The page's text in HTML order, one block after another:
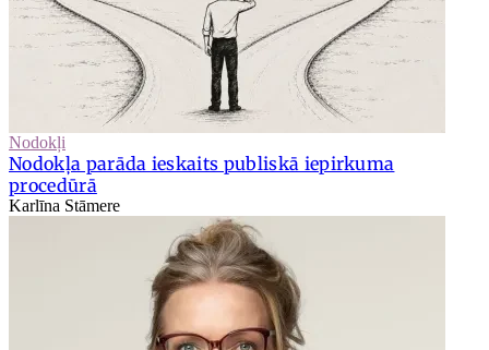
Nodokļi
Nodokļa parāda ieskaits publiskā iepirkuma
procedūrā
Karlīna Stāmere